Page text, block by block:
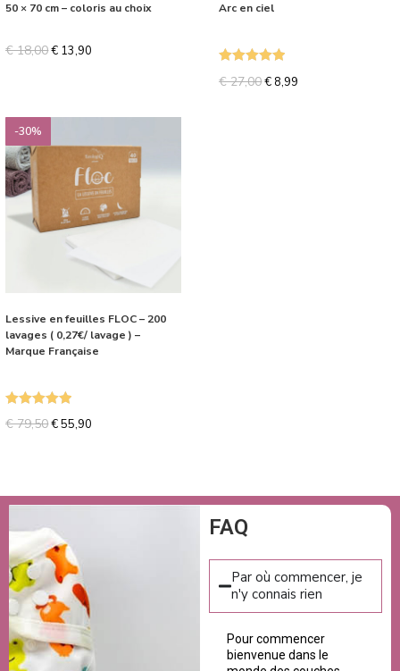
50 × 70 cm – coloris au choix
€18,00€ 13,90
Arc en ciel
€27,00€ 8,99
-30%
Lessive en feuilles FLOC – 200
lavages ( 0,27€/ lavage ) –
Marque Française
€79,50€55,90
FAQ
Par où commencer, je
n'y connais rien
Pour commencer
bienvenue dans le